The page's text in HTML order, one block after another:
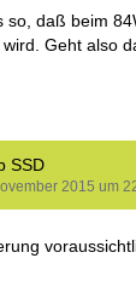
so, daß beim
Geht also
SSD
2015 um